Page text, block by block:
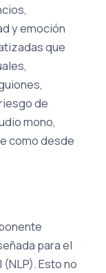
y emoción
que
de
mono,
como desde
para el
Esto no